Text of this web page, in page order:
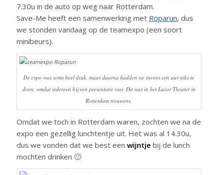
7.30u in de auto op weg naar Rotterdam.
Save-Me heeft een samenwerking met Roparun, dus
we stonden vandaag op de teamexpo (een soort
minibeurs).
De expo was soms heel druk, maar daarna hadden we ineens een uur niks te
doen, omdat iedereen bij een presentatie was. Dit was in het Luxor Theater in
Rotterdam trouwens.
Omdat we toch in Rotterdam waren, zochten we na de
expo een gezellig lunchtentje uit. Het was al 14.30u,
dus we vonden dat we best een wijntje bij de lunch
mochten drinken 🙂